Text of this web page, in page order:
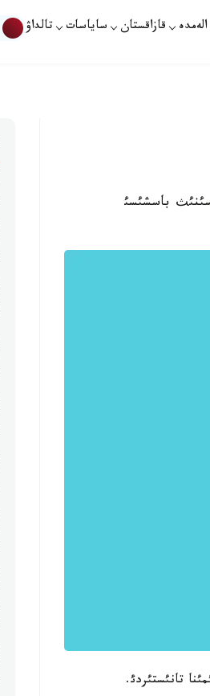
الەمدە قازاقستان ساياسات تالداۋ
باسشئسئ
تانئستئردئ.